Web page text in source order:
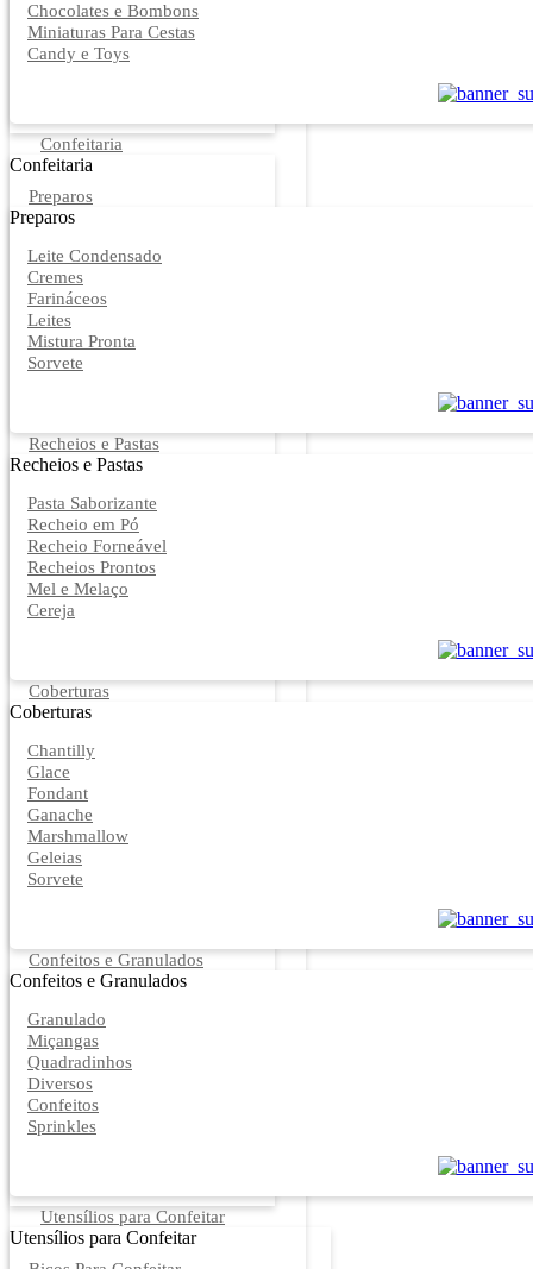
Chocolates e Bombons
Miniaturas Para Cestas
Candy e Toys
Confeitaria
Confeitaria
Preparos
Preparos
Leite Condensado
Cremes
Farináceos
Leites
Mistura Pronta
Sorvete
Recheios e Pastas
Recheios e Pastas
Pasta Saborizante
Recheio em Pó
Recheio Forneável
Recheios Prontos
Mel e Melaço
Cereja
Coberturas
Coberturas
Chantilly
Glace
Fondant
Ganache
Marshmallow
Geleias
Sorvete
Confeitos e Granulados
Confeitos e Granulados
Granulado
Miçangas
Quadradinhos
Diversos
Confeitos
Sprinkles
Utensílios para Confeitar
Utensílios para Confeitar